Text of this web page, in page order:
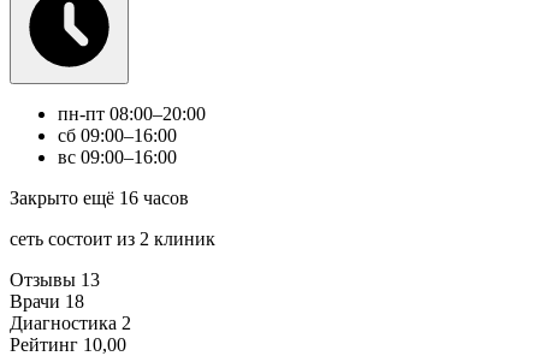
пн-пт 08:00–20:00
сб 09:00–16:00
вс 09:00–16:00
Закрыто ещё 16 часов
сеть состоит из 2 клиник
Отзывы 13
Врачи 18
Диагностика 2
Рейтинг 10,00